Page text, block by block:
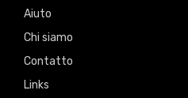
Aiuto
Chi siamo
Contatto
Links